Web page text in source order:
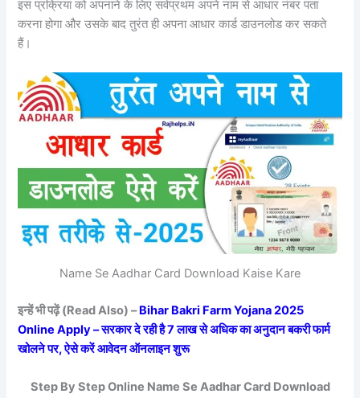
इस प्रक्रिया को अपनाने के लिए सर्वप्रथम अपने नाम से आधार नंबर पता
करना होगा और उसके बाद तुरंत ही अपना आधार कार्ड डाउनलोड कर सकते
हैं।
Name Se Aadhar Card Download Kaise Kare
इन्हें भी पढ़ें (Read Also) –Bihar Bakri Farm Yojana 2025
Online Apply – सरकार दे रही है 7 लाख से अधिक का अनुदान बकरी फार्म
खोलने पर, ऐसे करें आवेदन ऑनलाइन शुरू
Step By Step Online Name Se Aadhar Card Download